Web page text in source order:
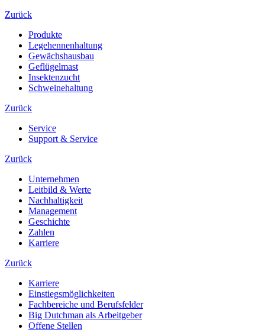
Zurück
Produkte
Legehennenhaltung
Gewächshausbau
Geflügelmast
Insektenzucht
Schweinehaltung
Zurück
Service
Support & Service
Zurück
Unternehmen
Leitbild & Werte
Nachhaltigkeit
Management
Geschichte
Zahlen
Karriere
Zurück
Karriere
Einstiegsmöglichkeiten
Fachbereiche und Berufsfelder
Big Dutchman als Arbeitgeber
Offene Stellen